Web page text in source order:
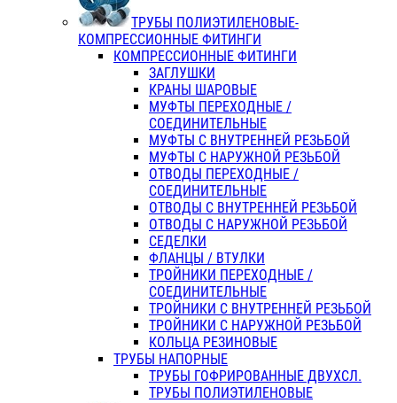
ТРУБЫ ПОЛИЭТИЛЕНОВЫЕ-
КОМПРЕССИОННЫЕ ФИТИНГИ
КОМПРЕССИОННЫЕ ФИТИНГИ
ЗАГЛУШКИ
КРАНЫ ШАРОВЫЕ
МУФТЫ ПЕРЕХОДНЫЕ /
СОЕДИНИТЕЛЬНЫЕ
МУФТЫ С ВНУТРЕННЕЙ РЕЗЬБОЙ
МУФТЫ С НАРУЖНОЙ РЕЗЬБОЙ
ОТВОДЫ ПЕРЕХОДНЫЕ /
СОЕДИНИТЕЛЬНЫЕ
ОТВОДЫ С ВНУТРЕННЕЙ РЕЗЬБОЙ
ОТВОДЫ С НАРУЖНОЙ РЕЗЬБОЙ
СЕДЕЛКИ
ФЛАНЦЫ / ВТУЛКИ
ТРОЙНИКИ ПЕРЕХОДНЫЕ /
СОЕДИНИТЕЛЬНЫЕ
ТРОЙНИКИ С ВНУТРЕННЕЙ РЕЗЬБОЙ
ТРОЙНИКИ С НАРУЖНОЙ РЕЗЬБОЙ
КОЛЬЦА РЕЗИНОВЫЕ
ТРУБЫ НАПОРНЫЕ
ТРУБЫ ГОФРИРОВАННЫЕ ДВУХСЛ.
ТРУБЫ ПОЛИЭТИЛЕНОВЫЕ